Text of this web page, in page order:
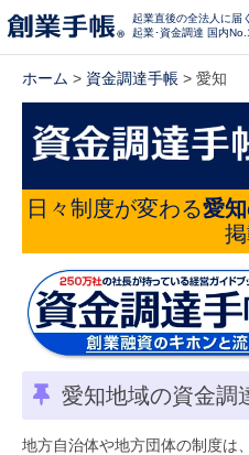
起業直後の全法人に届く
起業･資金調達 国内
ホーム > 資金調達手帳 > 愛知
日々制度が変わる愛
愛知地域の資金調
地方自治体や地方団体の制度は